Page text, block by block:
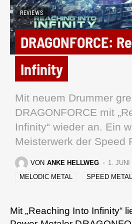
REVIEWS
DRAGONFORCE:
Infinity
Mit neuem Drummer
DRAGONFORCE mit
Infinity“ wieder an. Ein
Meisterwerk der Speed
VON ANKE HELLWEG 1. JUNI
MELODIC METAL SPEED METAL
Mit „Reaching Into Infinity“